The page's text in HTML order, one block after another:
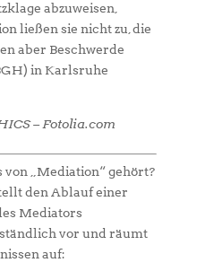
abzuweisen,
ließen sie nicht zu, die
aber Beschwerde
in Karlsruhe
– Fotolia.com
von „Mediation“ gehört?
den Ablauf einer
Mediators
vor und räumt
auf: